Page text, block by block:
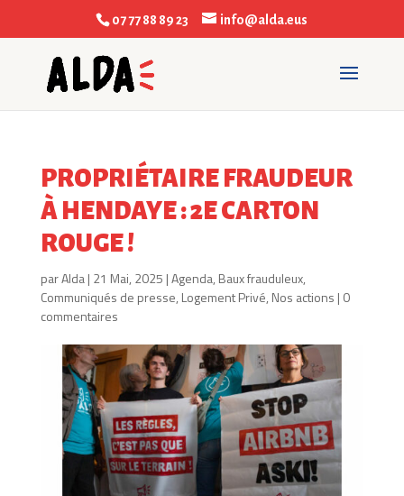
07 77 88 89 23 info@alda.eus
PROPRIÉTAIRE FRAUDEUR
À HENDAYE : 2E CARTON
ROUGE !
parAlda| 21 Mai, 2025 |Agenda, Baux frauduleux,
Communiqués de presse, Logement Privé, Nos actions | 0
commentaires